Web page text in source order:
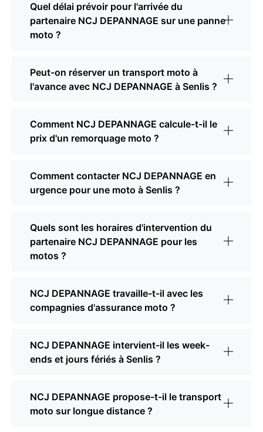
Quel délai prévoir pour l'arrivée du
partenaire NCJ DEPANNAGE sur une panne
moto ?
Peut-on réserver un transport moto à
l'avance avec NCJ DEPANNAGE à Senlis ?
Comment NCJ DEPANNAGE calcule-t-il le
prix d'un remorquage moto ?
Comment contacter NCJ DEPANNAGE en
urgence pour une moto à Senlis ?
Quels sont les horaires d'intervention du
partenaire NCJ DEPANNAGE pour les
motos ?
NCJ DEPANNAGE travaille-t-il avec les
compagnies d'assurance moto ?
NCJ DEPANNAGE intervient-il les week-
ends et jours fériés à Senlis ?
NCJ DEPANNAGE propose-t-il le transport
moto sur longue distance ?